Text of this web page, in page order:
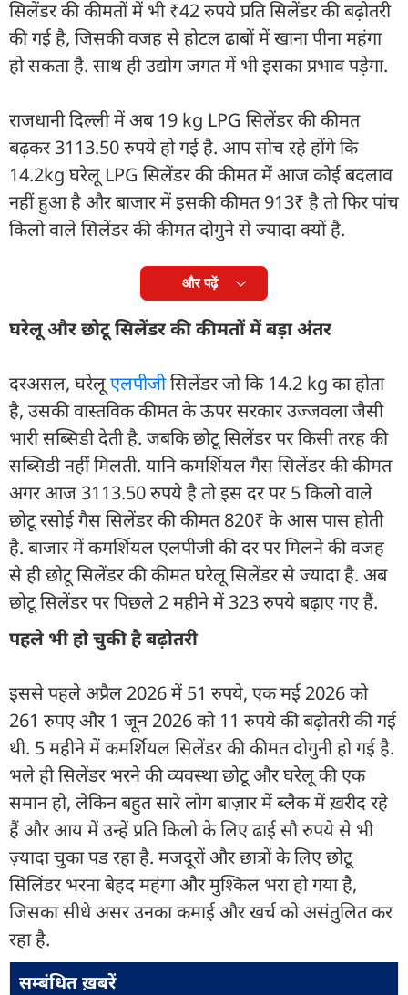
सिलेंडर की कीमतों में भी ₹42 रुपये प्रति सिलेंडर की बढ़ोतरी
की गई है, जिसकी वजह से होटल ढाबों में खाना पीना महंगा
हो सकता है. साथ ही उद्योग जगत में भी इसका प्रभाव पड़ेगा.
राजधानी दिल्ली में अब 19 kg LPG सिलेंडर की कीमत
बढ़कर 3113.50 रुपये हो गई है. आप सोच रहे होंगे कि
14.2kg घरेलू LPG सिलेंडर की कीमत में आज कोई बदलाव
नहीं हुआ है और बाजार में इसकी कीमत 913₹ है तो फिर पांच
किलो वाले सिलेंडर की कीमत दोगुने से ज्यादा क्यों है.
और पढ़ें
घरेलू और छोटू सिलेंडर की कीमतों में बड़ा अंतर
दरअसल, घरेलूएलपीजीसिलेंडर जो कि 14.2 kg का होता
है, उसकी वास्तविक कीमत के ऊपर सरकार उज्जवला जैसी
भारी सब्सिडी देती है. जबकि छोटू सिलेंडर पर किसी तरह की
सब्सिडी नहीं मिलती. यानि कमर्शियल गैस सिलेंडर की कीमत
अगर आज 3113.50 रुपये है तो इस दर पर 5 किलो वाले
छोटू रसोई गैस सिलेंडर की कीमत 820₹ के आस पास होती
है. बाजार में कमर्शियल एलपीजी की दर पर मिलने की वजह
से ही छोटू सिलेंडर की कीमत घरेलू सिलेंडर से ज्यादा है. अब
छोटू सिलेंडर पर पिछले 2 महीने में 323 रुपये बढ़ाए गए हैं.
पहले भी हो चुकी है बढ़ोतरी
इससे पहले अप्रैल 2026 में 51 रुपये, एक मई 2026 को
261 रुपए और 1 जून 2026 को 11 रुपये की बढ़ोतरी की गई
थी. 5 महीने में कमर्शियल सिलेंडर की कीमत दोगुनी हो गई है.
भले ही सिलेंडर भरने की व्यवस्था छोटू और घरेलू की एक
समान हो, लेकिन बहुत सारे लोग बाज़ार में ब्लैक में ख़रीद रहे
हैं और आय में उन्हें प्रति किलो के लिए ढाई सौ रुपये से भी
ज़्यादा चुका पड रहा है. मजदूरों और छात्रों के लिए छोटू
सिलिंडर भरना बेहद महंगा और मुश्किल भरा हो गया है,
जिसका सीधे असर उनका कमाई और खर्च को असंतुलित कर
रहा है.
सम्बंधित ख़बरें